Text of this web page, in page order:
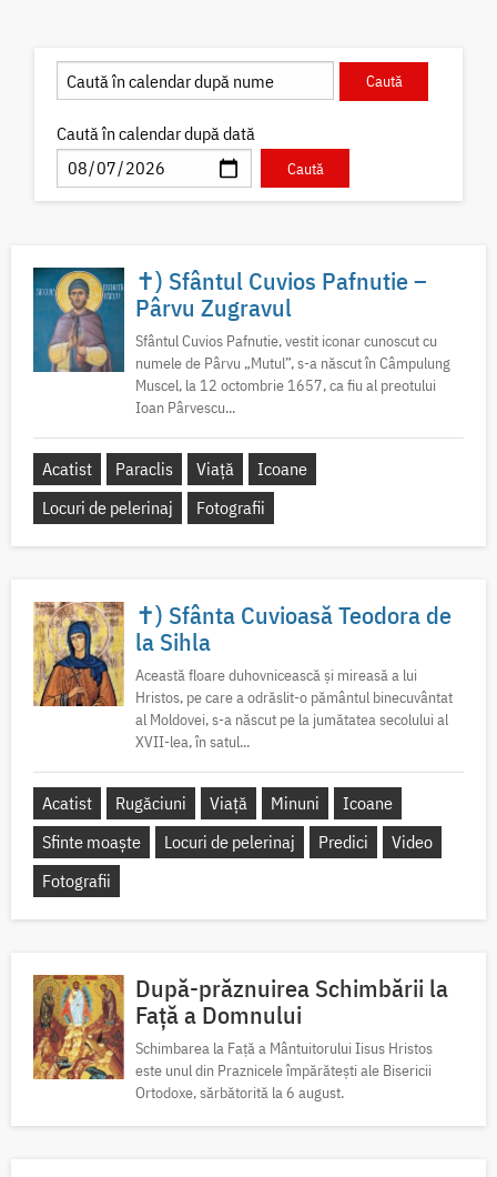
Caută în calendar după dată
✝) Sfântul Cuvios Pafnutie –
Pârvu Zugravul
Sfântul Cuvios Pafnutie, vestit iconar cunoscut cu
numele de Pârvu „Mutul”, s-a născut în Câmpulung
Muscel, la 12 octombrie 1657, ca fiu al preotului
Ioan Pârvescu...
Acatist Paraclis Viață
Icoane
Locuri de pelerinaj
Fotografii
✝) Sfânta Cuvioasă Teodora de
la Sihla
Această floare duhovnicească și mireasă a lui
Hristos, pe care a odrăslit-o pământul binecuvântat
al Moldovei, s-a născut pe la jumătatea secolului al
XVII-lea, în satul...
Acatist Rugăciuni Viață Minuni
Icoane
Sfinte moaște
Locuri de pelerinaj Predici
Video
Fotografii
După-prăznuirea Schimbării la
Față a Domnului
Schimbarea la Față a Mântuitorului Iisus Hristos
este unul din Praznicele împărătești ale Bisericii
Ortodoxe, sărbătorită la 6 august.